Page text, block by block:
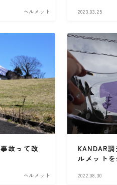
ヘルメット 2023.03.25
故って改
ヘルメット
KANDAR
ルメット
2022.08.30